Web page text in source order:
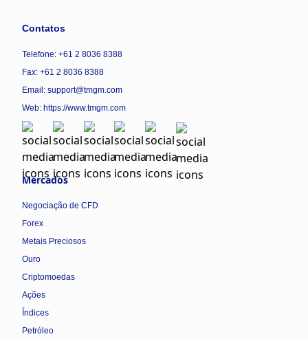
Contatos
Telefone: +61 2 8036 8388
Fax: +61 2 8036 8388
Email: support@tmgm.com
Web: https://www.tmgm.com
Mercados
Negociação de CFD
Forex
Metais Preciosos
Ouro
Criptomoedas
Ações
Índices
Petróleo